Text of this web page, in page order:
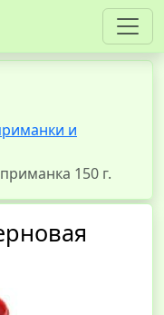
и
150 г.